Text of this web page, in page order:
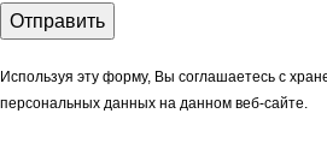
Используя эту форму, Вы соглашаетесь с
персональных данных на данном веб-сайте.